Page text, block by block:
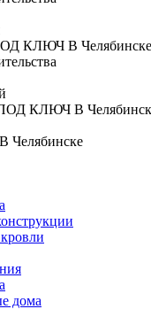
КЛЮЧ В Челябинске
КЛЮЧ В
дома